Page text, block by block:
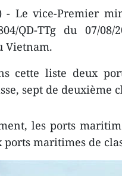
- Le vice-Premier
QD-TTg du 07/
Vietnam.
cette liste deux
sept de deuxième
les ports
ports maritimes de